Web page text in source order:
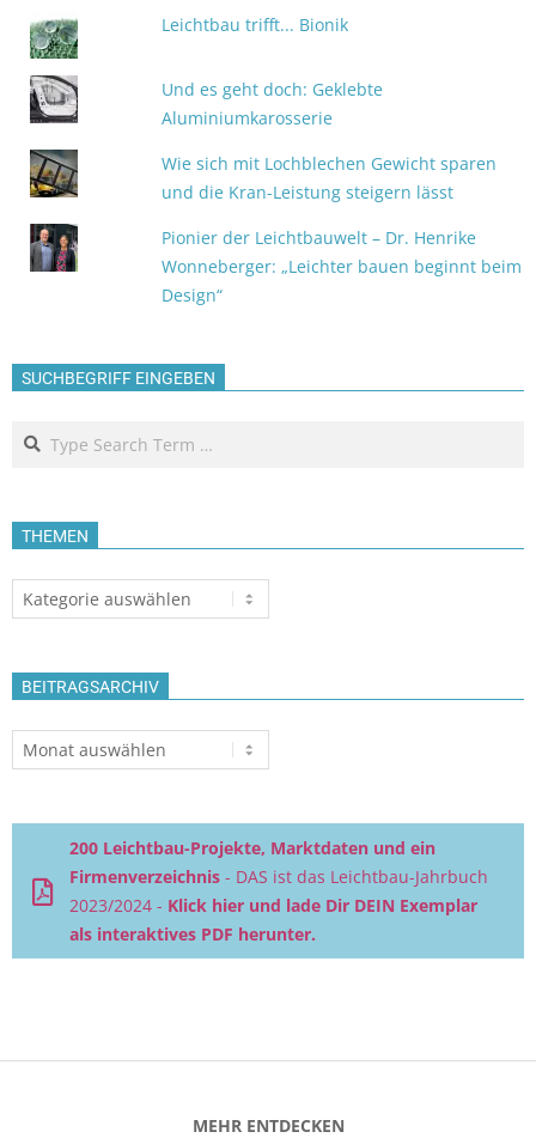
Leichtbau trifft... Bionik
Und es geht doch: Geklebte
Aluminiumkarosserie
Wie sich mit Lochblechen Gewicht sparen
und die Kran-Leistung steigern lässt
Pionier der Leichtbauwelt – Dr. Henrike
Wonneberger: „Leichter bauen beginnt beim
Design“
SUCHBEGRIFF EINGEBEN
Search
THEMEN
Themen
BEITRAGSARCHIV
Beitragsarchiv
200 Leichtbau-Projekte, Marktdaten und ein
Firmenverzeichnis - DAS ist das Leichtbau-Jahrbuch
2023/2024 - Klick hier und lade Dir DEIN Exemplar
als interaktives PDF herunter.
MEHR ENTDECKEN